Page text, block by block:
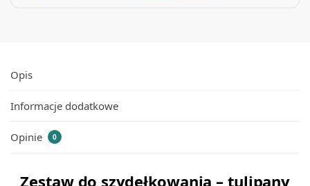
Opis
Informacje dodatkowe
Opinie 0
Zestaw do szydełkowania – tulipany